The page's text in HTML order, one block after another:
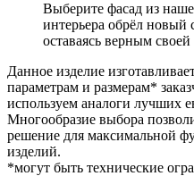
Выберите фасад из
интерьера обрёл новый
оставаясь верным
Данное изделие
параметрам и размерам*
используем аналоги лучших
Многообразие выбора
решение для максимальной
изделий.
*могут быть технические